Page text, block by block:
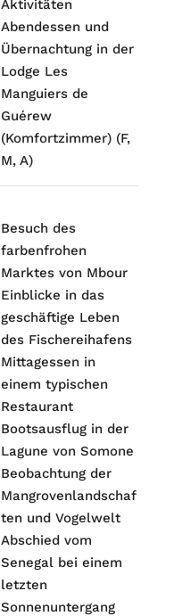
Aktivitäten
Abendessen und
Übernachtung in der
Lodge Les
Manguiers de
Guérew
(Komfortzimmer) (F,
M, A)
Besuch des
farbenfrohen
Marktes von Mbour
Einblicke in das
geschäftige Leben
des Fischereihafens
Mittagessen in
einem typischen
Restaurant
Bootsausflug in der
Lagune von Somone
Beobachtung der
Mangrovenlandschaf
ten und Vogelwelt
Abschied vom
Senegal bei einem
letzten
Sonnenuntergang